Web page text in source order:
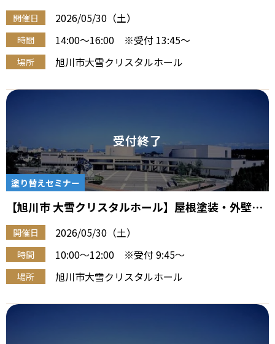
装『住宅塗り替え勉強会』（5/30 午後）
開催日 2026/05/30（土）
時間 14:00～16:00 ※受付 13:45～
場所 旭川市大雪クリスタルホール
塗り替えセミナー
【旭川市 大雪クリスタルホール】屋根塗装・外壁塗
装『住宅塗り替え勉強会』（5/30 午前）
開催日 2026/05/30（土）
時間 10:00～12:00 ※受付 9:45～
場所 旭川市大雪クリスタルホール